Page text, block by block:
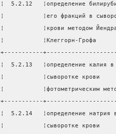
¦  5.2.12   ¦определение
¦           ¦его фракций в
¦           ¦крови методом
¦           ¦Клеггорн-
+-----------
¦  5.2.13   ¦определение калия
¦           ¦сыворотке
¦
+-----------
¦  5.2.14   ¦определение
¦           ¦сыворотке